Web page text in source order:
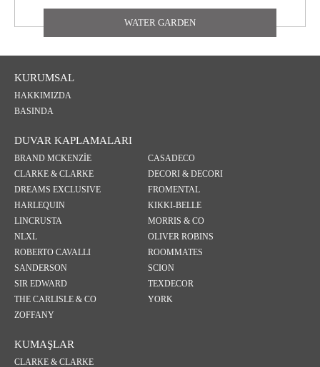
WATER GARDEN
KURUMSAL
HAKKIMIZDA
BASINDA
DUVAR KAPLAMALARI
BRAND MCKENZİE
CASADECO
CLARKE & CLARKE
DECORI & DECORI
DREAMS EXCLUSIVE
FROMENTAL
HARLEQUIN
KIKKI-BELLE
LINCRUSTA
MORRIS & CO
NLXL
OLIVER ROBINS
ROBERTO CAVALLI
ROOMMATES
SANDERSON
SCION
SIR EDWARD
TEXDECOR
THE CARLISLE & CO
YORK
ZOFFANY
KUMAŞLAR
CLARKE & CLARKE